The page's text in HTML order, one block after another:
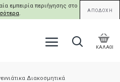
εμπειρία περιήγησης στο site μας,
. ΑΠΟΔΟΧΗ
ΚΑΛΑΘΙ
Διακοσμητικά